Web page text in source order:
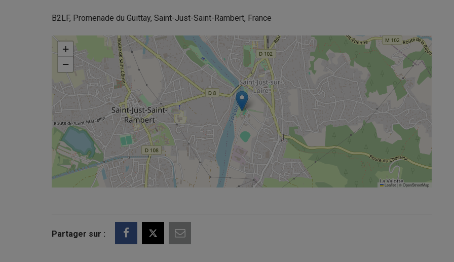
B2LF, Promenade du Guittay, Saint-Just-Saint-Rambert, France
+
−
Leaflet|©OpenStreetMap
Partager sur :